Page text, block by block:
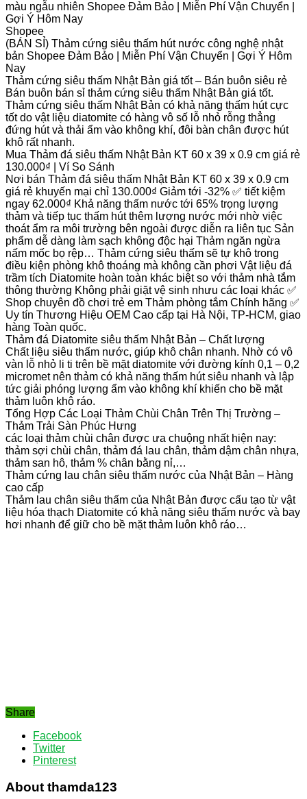
màu ngẫu nhiên Shopee Đảm Bảo | Miễn Phí Vận Chuyển |
Gợi Ý Hôm Nay
Shopee
(BÁN SỈ) Thảm cứng siêu thấm hút nước công nghệ nhật
bản Shopee Đảm Bảo | Miễn Phí Vận Chuyển | Gợi Ý Hôm
Nay
Thảm cứng siêu thấm Nhật Bản giá tốt – Bán buôn siêu rẻ
Bán buôn bán sỉ thảm cứng siêu thấm Nhật Bản giá tốt.
Thảm cứng siêu thấm Nhật Bản có khả năng thấm hút cực
tốt do vật liệu diatomite có hàng vô số lỗ nhỏ rỗng thẳng
đứng hút và thải ẩm vào không khí, đôi bàn chân được hút
khô rất nhanh.
Mua Thảm đá siêu thấm Nhật Bản KT 60 x 39 x 0.9 cm giá rẻ
130.000₫ | Ví So Sánh
Nơi bán Thảm đá siêu thấm Nhật Bản KT 60 x 39 x 0.9 cm
giá rẻ khuyến mại chỉ 130.000₫ Giảm tới -32% ✅ tiết kiệm
ngay 62.000₫ Khả năng thấm nước tới 65% trọng lượng
thảm và tiếp tục thấm hút thêm lượng nước mới nhờ việc
thoát ẩm ra môi trường bên ngoài được diễn ra liên tục Sản
phẩm dễ dàng làm sạch không độc hại Thảm ngăn ngừa
nấm mốc bọ rệp… Thảm cứng siêu thấm sẽ tự khô trong
điều kiện phòng khô thoáng mà không cần phơi Vật liệu đá
trầm tích Diatomite hoàn toàn khác biệt so với thảm nhà tắm
thông thường Không phải giặt vệ sinh nhưu các loại khác ✅
Shop chuyên đồ chơi trẻ em Thảm phòng tắm Chính hãng ✅
Uy tín Thương Hiệu OEM Cao cấp tại Hà Nội, TP-HCM, giao
hàng Toàn quốc.
Thảm đá Diatomite siêu thấm Nhật Bản – Chất lượng
Chất liệu siêu thấm nước, giúp khô chân nhanh. Nhờ có vô
vàn lỗ nhỏ li ti trên bề mặt diatomite với đường kính 0,1 – 0,2
micromet nên thảm có khả năng thấm hút siêu nhanh và lập
tức giải phóng lượng ẩm vào không khí khiến cho bề mặt
thảm luôn khô ráo.
Tổng Hợp Các Loại Thảm Chùi Chân Trên Thị Trường –
Thảm Trải Sàn Phúc Hưng
các loại thảm chùi chân được ưa chuộng nhất hiện nay:
thảm sợi chùi chân, thảm đá lau chân, thảm dậm chân nhựa,
thảm san hô, thảm % chân bằng nỉ,…
Thảm cứng lau chân siêu thấm nước của Nhật Bản – Hàng
cao cấp
Thảm lau chân siêu thấm của Nhật Bản được cấu tạo từ vật
liệu hóa thạch Diatomite có khả năng siêu thấm nước và bay
hơi nhanh để giữ cho bề mặt thảm luôn khô ráo…
Share
Facebook
Twitter
Pinterest
About thamda123